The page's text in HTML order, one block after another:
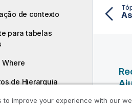
de contexto
para tabelas
Where
de Hierarquia
de Arquivo: Script
to improve your experience with our